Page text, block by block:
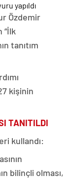
Özdemir
“İlk
tanıtım
kişinin
TANITILDI
kullandı:
bilinçli olması,